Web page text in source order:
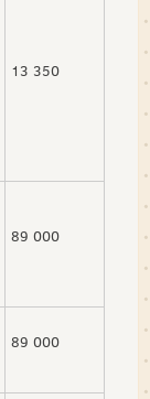
13 350
89 000
89 000